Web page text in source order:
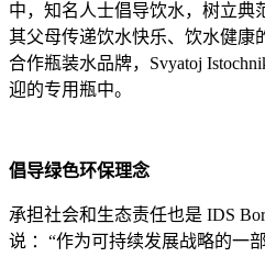
中，知名人士倡导饮水，树立典
其父母传递饮水快乐、饮水健康
合作瓶装水品牌，Svyatoj
迎的专用瓶中。
倡导绿色环保理念
承担社会和生态责任也是 IDS
说 ：“作为可持续发展战略的一